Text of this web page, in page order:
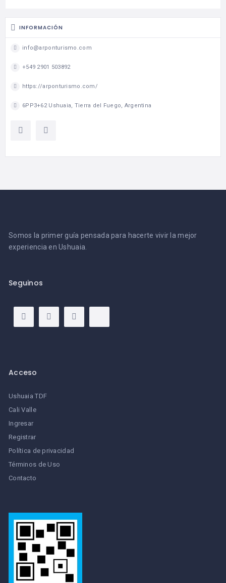
INFORMACIÓN
info@arponturismo.com
+549 2901 503892
https://arponturismo.com/
6PP3+62 Ushuaia, Tierra del Fuego, Argentina
Somos la primer guía pensada para hacerte vivir la mejor
experiencia en Ushuaia.
Seguinos
Acceso
Ushuaia TDF
Cali Valle
Ingresar
Registrar
Política de privacidad
Términos de Uso
Contacto